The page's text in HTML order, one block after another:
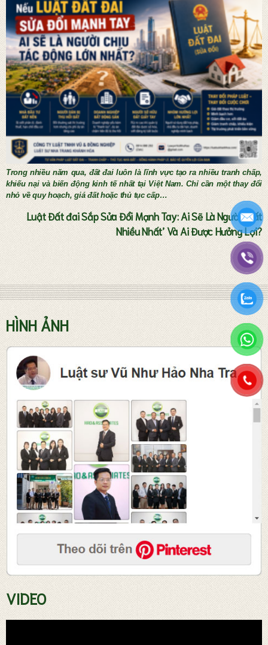
Tư vấn thừa kế và lập di chúc
Tư vấn thành lập doanh nghiệp
Tư vấn soạn thảo hợp đồng
Trong nhiều năm qua, đất đai luôn là lĩnh vực tạo ra nhiều tranh chấp,
khiếu nại và biến động kinh tế nhất tại Việt Nam. Chỉ cần một thay đổi
nhỏ về quy hoạch, giá đất hoặc thủ tục cấp…
Luật Đất đai Sắp Sửa Đổi Mạnh Tay: Ai Sẽ Là Người ‘Mất
Nhiều Nhất’ Và Ai Được Hưởng Lợi?
HÌNH ẢNH
VIDEO